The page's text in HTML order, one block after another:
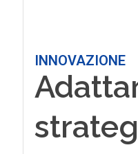
INNOVAZIONE